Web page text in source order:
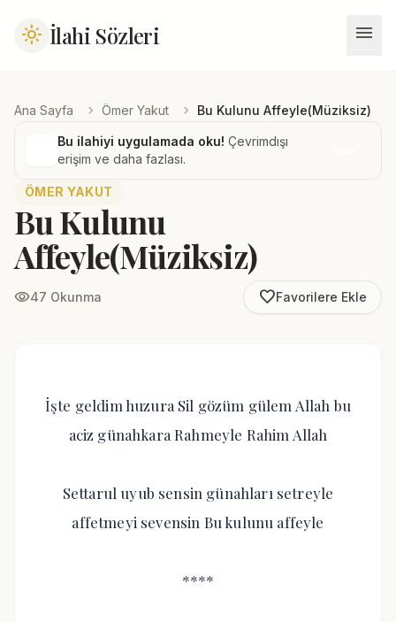
light_mode İlahi Sözleri menu
Ana Sayfa chevron_right Ömer Yakut chevron_right Bu Kulunu Affeyle(Müziksiz)
Bu ilahiyi uygulamada oku! Çevrimdışı
erişim ve daha fazlası.
ÖMER YAKUT
Bu Kulunu
Affeyle(Müziksiz)
visibility47 Okunma favorite_borderFavorilere Ekle
İşte geldim huzura Sil gözüm gülem Allah bu
aciz günahkara Rahmeyle Rahim Allah
Settarul uyub sensin günahları setreyle
affetmeyi sevensin Bu kulunu affeyle
****